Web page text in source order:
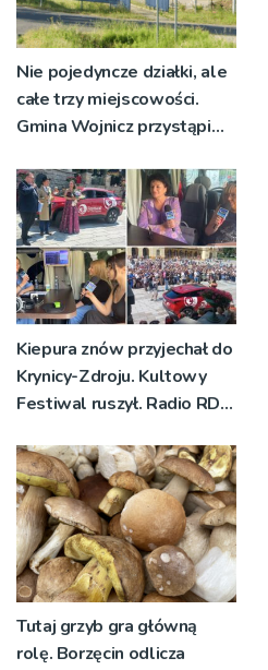
Nie pojedyncze działki, ale
całe trzy miejscowości.
Gmina Wojnicz przystąpi
planistycznych
Kiepura znów przyjechał do
Krynicy-Zdroju. Kultowy
Festiwal ruszył. Radio RDN
żywo [ZDJĘCIA]
Tutaj grzyb gra główną
rolę. Borzęcin odlicza